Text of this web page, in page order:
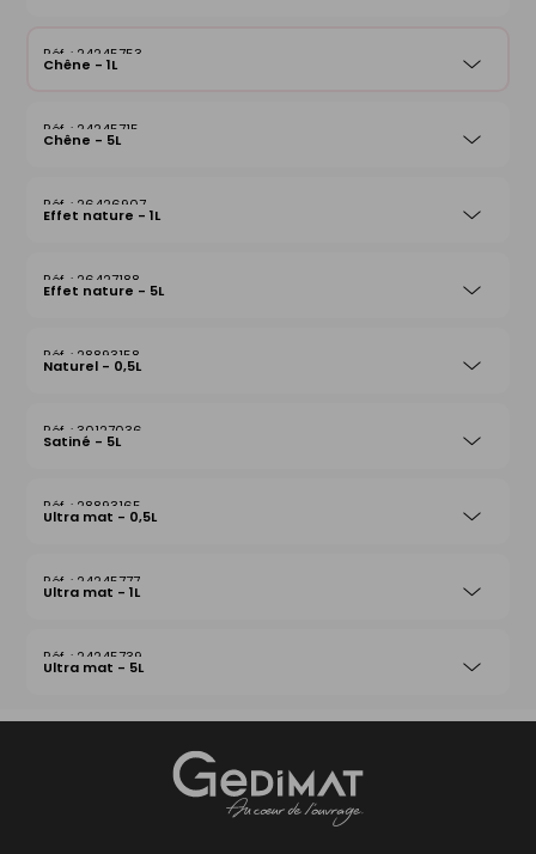
24245753
Chêne - 1L
24245715
Chêne - 5L
26426907
Effet nature - 1L
26427188
Effet nature - 5L
28893158
Naturel - 0,5L
30127036
Satiné - 5L
28893165
Ultra mat - 0,5L
24245777
Ultra mat - 1L
24245739
Ultra mat - 5L